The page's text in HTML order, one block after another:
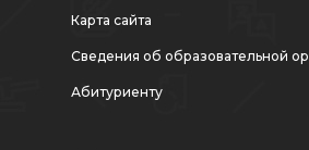
Карта сайта
Сведения об образовательной
Абитуриенту